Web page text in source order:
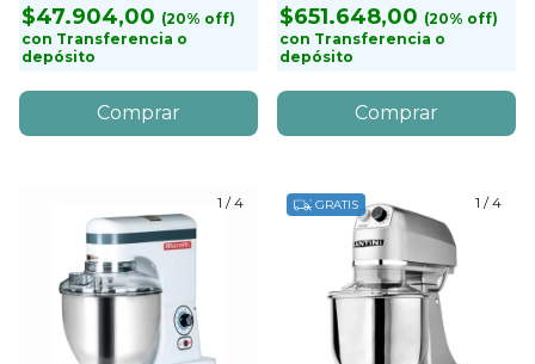
$47.904,00
con Transferencia o
depósito
$651.648,00
con Transferencia o
depósito
1 /4 1 /4
GRATIS